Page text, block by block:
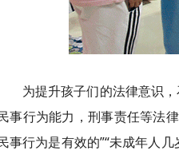
为提升孩子们的法律意识
事行为能力，刑事责任等法
事行为是有效的”“未成年人